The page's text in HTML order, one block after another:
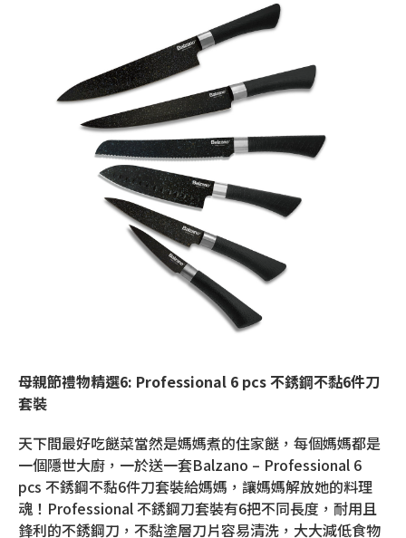
母親節禮物精選6: Professional 6 pcs 不銹鋼不黏6件刀
套裝
天下間最好吃餸菜當然是媽媽煮的住家餸，每個媽媽都是
一個隱世大廚，一於送一套Balzano – Professional 6
pcs 不銹鋼不黏6件刀套裝給媽媽，讓媽媽解放她的料理
魂！Professional 不銹鋼刀套裝有6把不同長度，耐用且
鋒利的不銹鋼刀，不黏塗層刀片容易清洗，大大減低食物